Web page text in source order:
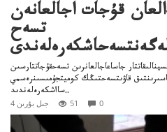
قۇجات اجالعانەن
تسەح
جاساعاجالعانرىن تسەحقۇجاتتارسىن
قاۋىتسەحتىڭك كوميتجۇمىسىنرەسمي
سااشكەرەلەندىد..
4 جىل بۇرىن 51 0